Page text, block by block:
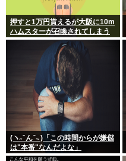
押すと1万円貰えるが大阪に10m
ハムスターが召喚されてしまう
ボタン
(ヽ˶ ᷇ ん ᷆ ˵ )「この時間からが嫌儲
は"本番"なんだよな」